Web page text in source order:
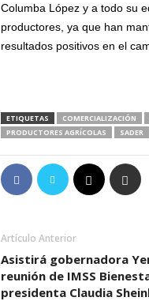
Columba López y a todo su
productores, ya que han
resultados positivos en el
ETIQUETAS COMERCIALIZACIÓN
PRODUCTORES AGRÍCOLAS
SADER
Artículo Anterior
Asistirá gobernadora
reunión de IMSS
presidenta Claudia